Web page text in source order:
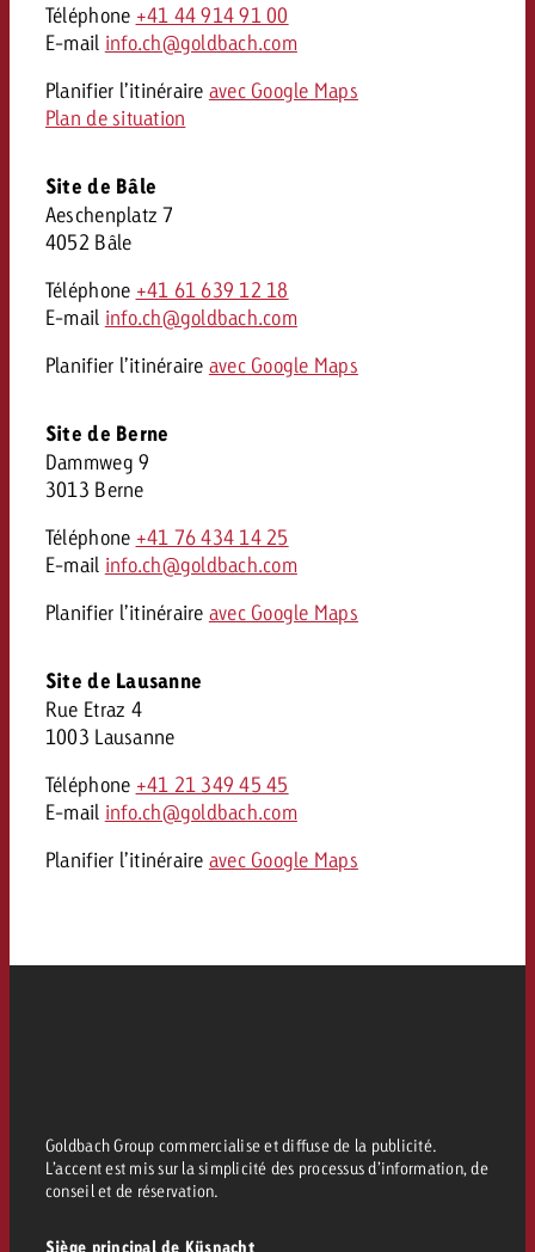
Téléphone +41 44 914 91 00
E-mail info.ch@goldbach.com
Planifier l’itinéraire avec Google Maps
Plan de situation
Site de Bâle
Aeschenplatz 7
4052 Bâle
Téléphone +41 61 639 12 18
E-mail info.ch@goldbach.com
Planifier l’itinéraire avec Google Maps
Site de Berne
Dammweg 9
3013 Berne
Téléphone +41 76 434 14 25
E-mail info.ch@goldbach.com
Planifier l’itinéraire avec Google Maps
Site de Lausanne
Rue Etraz 4
1003 Lausanne
Téléphone +41 21 349 45 45
E-mail info.ch@goldbach.com
Planifier l’itinéraire avec Google Maps
Goldbach Group commercialise et diffuse de la publicité.
L’accent est mis sur la simplicité des processus d’information, de
conseil et de réservation.
Siège principal de Küsnacht